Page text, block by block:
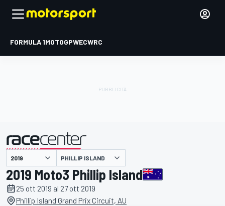
FORMULA 1MOTOGPWECWRC
presentato da PHILLIP ISLAND
2019 Moto3 Phillip Island
25 ott 2019 al 27 ott 2019
Phillip Island Grand Prix Circuit, AU